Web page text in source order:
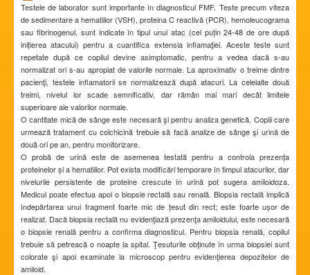
Testele de laborator sunt importante în diagnosticul FMF. Teste precum viteza
de sedimentare a hematiilor (VSH), proteina C reactivă (PCR), hemoleucograma
sau fibrinogenul, sunt indicate în tipul unui atac (cel puțin 24-48 de ore după
inițierea atacului) pentru a cuantifica extensia inflamaţiei. Aceste teste sunt
repetate după ce copilul devine asimptomatic, pentru a vedea dacă s-au
normalizat ori s-au apropiat de valorile normale. La aproximativ o treime dintre
pacienţi, testele inflamatorii se normalizează după atacuri. La celelalte două
treimi, nivelul lor scade semnificativ, dar rămân mai mari decât limitele
superioare ale valorilor normale.
O cantitate mică de sânge este necesară şi pentru analiza genetică. Copiii care
urmează tratament cu colchicină trebuie să facă analize de sânge şi urină de
două ori pe an, pentru monitorizare.
O probă de urină este de asemenea testată pentru a controla prezența
proteinelor și a hematiilor. Pot exista modificări temporare în timpul atacurilor, dar
nivelurile persistente de proteine crescute în urină pot sugera amiloidoza.
Medicul poate efectua apoi o biopsie rectală sau renală. Biopsia rectală implică
îndepărtarea unui fragment foarte mic de țesut din rect; este foarte ușor de
realizat. Dacă biopsia rectală nu evidenţiază prezenţa amiloidului, este necesară
o biopsie renală pentru a confirma diagnosticul. Pentru biopsia renală, copilul
trebuie să petreacă o noapte la spital. Ţesuturile obţinute în urma biopsiei sunt
colorate şi apoi examinate la microscop pentru evidenţierea depozitelor de
amiloid.